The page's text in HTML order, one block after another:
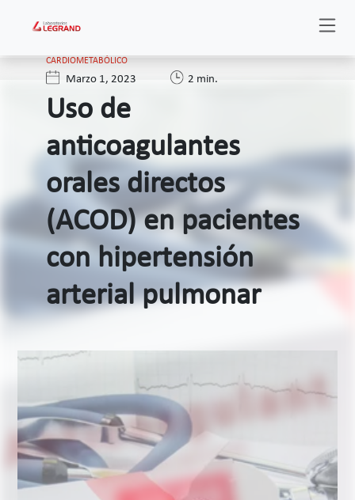
CARDIOMETABÓLICO
Marzo 1, 2023 2 min.
Uso de
anticoagulantes
orales directos
(ACOD) en pacientes
con hipertensión
arterial pulmonar